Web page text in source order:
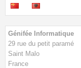
BOUTIQUE
NOTRE ANNUAIRE
Génifée Informatique
29 rue du petit paramé
Saint Malo
France